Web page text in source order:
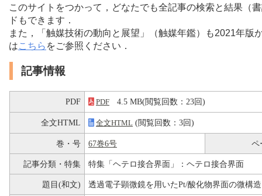
このサイトをつかって，どなたでも全記事の検索と結果（
ドもできます．
また，「触媒技術の動向と展望」（触媒年鑑）も2021年
はこちら をご参照ください．
記事情報
PDF PDF 4.5 MB(閲覧回数：23回)
全文HTML 全文HTML (閲覧回数：3回)
巻・号 67巻6号 ペ
記事分類・特集 特集「ヘテロ接合界面」：ヘテロ接合界面
題目(和文) 透過電子顕微鏡を用いたPt/酸化物界面の微構